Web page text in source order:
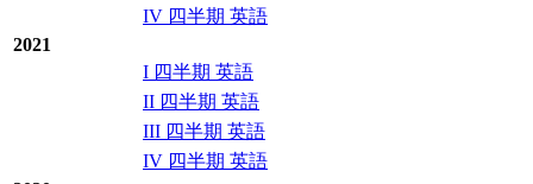
IV 四半期 英語
2021
I 四半期 英語
II 四半期 英語
III 四半期 英語
IV 四半期 英語